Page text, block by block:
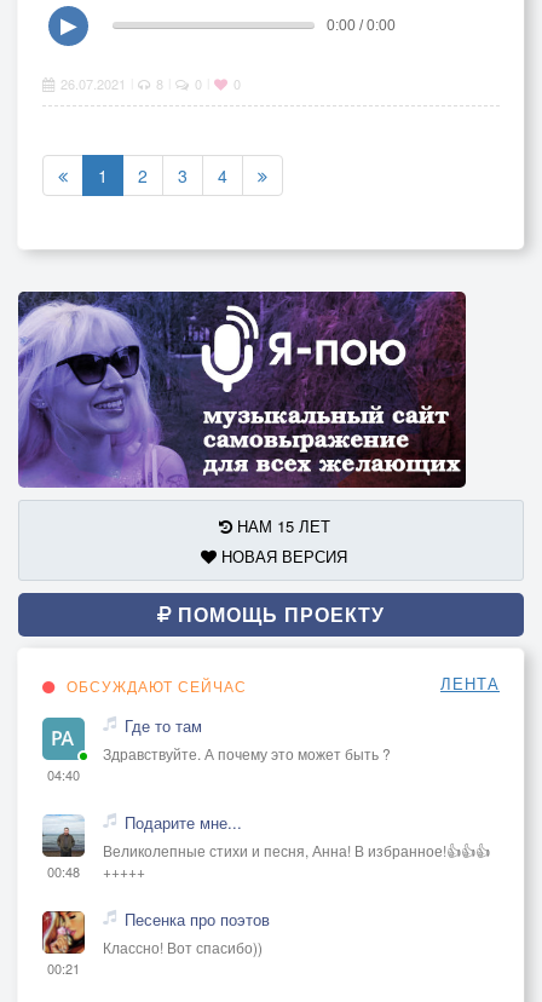
▶
0:00 / 0:00
26.07.2021 8 0 0
1 2 3 4
НАМ 15 ЛЕТ
НОВАЯ ВЕРСИЯ
ПОМОЩЬ ПРОЕКТУ
ОБСУЖДАЮТ СЕЙЧАС ЛЕНТА
04:40
Где то там
Здравствуйте. А почему это может быть ?
00:48
Подарите мне...
Великолепные стихи и песня, Анна! В избранное!👍👍👍
+++++
00:21
Песенка про поэтов
Классно! Вот спасибо))